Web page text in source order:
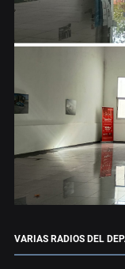
VARIAS RADIOS DEL